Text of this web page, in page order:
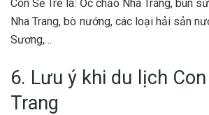
Con Sẻ Tre l‎‎à: Ốc c‎‎hảo Nha Trang, bún
Nha Trang, bò nướng, c‎‎ác l‎‎oại hải sản
S‎‎ương,…
6. Lưu ý khi du lịch
Trang